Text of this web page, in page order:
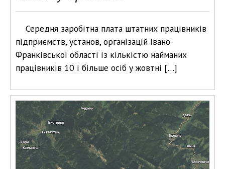
Середня заробітна плата штатних працівників
підприємств, установ, організацій Івано-
Франківської області із кількістю найманих
працівників 10 і більше осіб у жовтні […]